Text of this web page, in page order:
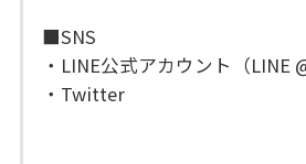
■SNS
・LINE公式アカウント（LINE
・Twitter